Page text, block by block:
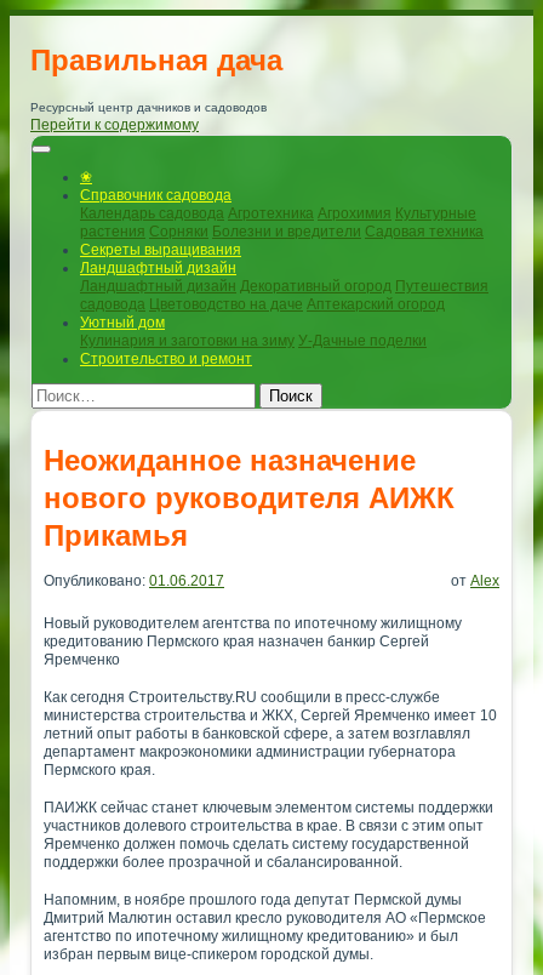
Правильная дача
Ресурсный центр дачников и садоводов
Перейти к содержимому
❀
Справочник садовода
Календарь садовода Агротехника Агрохимия Культурные
растения Сорняки Болезни и вредители Садовая техника
Секреты выращивания
Ландшафтный дизайн
Ландшафтный дизайн Декоративный огород Путешествия
садовода Цветоводство на даче Аптекарский огород
Уютный дом
Кулинария и заготовки на зиму У-Дачные поделки
Строительство и ремонт
Поиск
Неожиданное назначение
нового руководителя АИЖК
Прикамья
Опубликовано: 01.06.2017 от Alex
Новый руководителем агентства по ипотечному жилищному
кредитованию Пермского края назначен банкир Сергей
Яремченко
Как сегодня Строительству.RU сообщили в пресс-службе
министерства строительства и ЖКХ, Сергей Яремченко имеет 10
летний опыт работы в банковской сфере, а затем возглавлял
департамент макроэкономики администрации губернатора
Пермского края.
ПАИЖК сейчас станет ключевым элементом системы поддержки
участников долевого строительства в крае. В связи с этим опыт
Яремченко должен помочь сделать систему государственной
поддержки более прозрачной и сбалансированной.
Напомним, в ноябре прошлого года депутат Пермской думы
Дмитрий Малютин оставил кресло руководителя АО «Пермское
агентство по ипотечному жилищному кредитованию» и был
избран первым вице-спикером городской думы.